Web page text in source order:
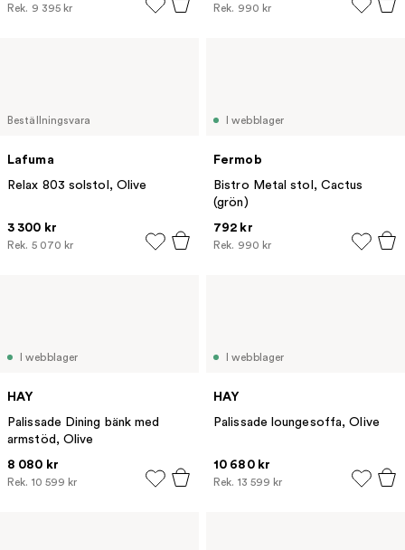
Rek. 9 395 kr Rek. 990 kr
Beställningsvara
Lafuma
Relax 803 solstol, Olive
3 300 kr
Rek. 5 070 kr
I webblager
Fermob
Bistro Metal stol, Cactus
(grön)
792 kr
Rek. 990 kr
I webblager
HAY
Palissade Dining bänk med
armstöd, Olive
8 080 kr
Rek. 10 599 kr
I webblager
HAY
Palissade loungesoffa, Olive
10 680 kr
Rek. 13 599 kr